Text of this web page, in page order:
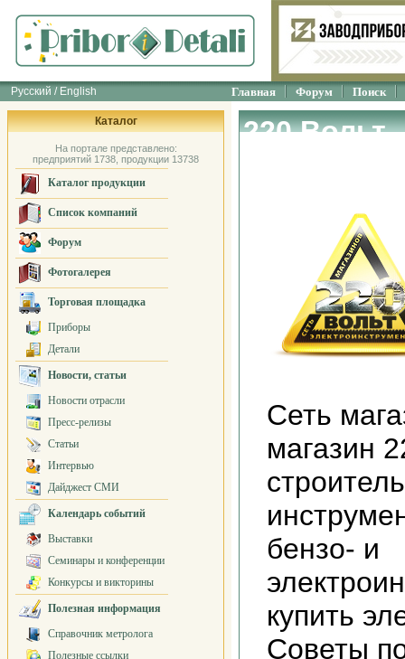
Русский / English Главная Форум Поиск
Каталог
На портале представлено:
предприятий 1738, продукции 13738
Каталог продукции
Список компаний
Форум
Фотогалерея
Торговая площадка
Приборы
Детали
Новости, статьи
Новости отрасли
Пресс-релизы
Статьи
Интервью
Дайджест СМИ
Календарь событий
Выставки
Семинары и конференции
Конкурсы и викторины
Полезная информация
Справочник метролога
Полезные ссылки
220 Вольт
Сеть
магазин
бензо- и
купить
Советы